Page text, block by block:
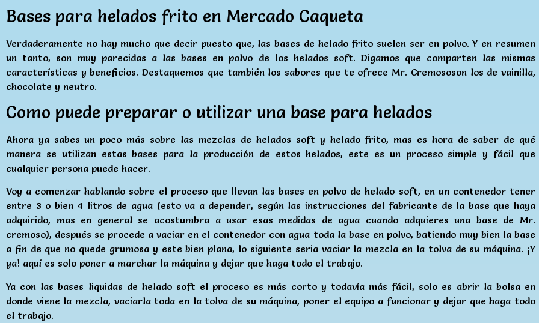
Bases para helados frito en Mercado Caqueta
Verdaderamente no hay mucho que decir puesto que, las bases de helado frito suelen ser en polvo. Y en resumen
un tanto, son muy parecidas a las bases en polvo de los helados soft. Digamos que comparten las mismas
características y beneficios. Destaquemos que también los sabores que te ofrece Mr. Cremososon los de vainilla,
chocolate y neutro.
Como puede preparar o utilizar una base para helados
Ahora ya sabes un poco más sobre las mezclas de helados soft y helado frito, mas es hora de saber de qué
manera se utilizan estas bases para la producción de estos helados, este es un proceso simple y fácil que
cualquier persona puede hacer.
Voy a comenzar hablando sobre el proceso que llevan las bases en polvo de helado soft, en un contenedor tener
entre 3 o bien 4 litros de agua (esto va a depender, según las instrucciones del fabricante de la base que haya
adquirido, mas en general se acostumbra a usar esas medidas de agua cuando adquieres una base de Mr.
cremoso), después se procede a vaciar en el contenedor con agua toda la base en polvo, batiendo muy bien la base
a fin de que no quede grumosa y este bien plana, lo siguiente seria vaciar la mezcla en la tolva de su máquina. ¡Y
ya! aquí es solo poner a marchar la máquina y dejar que haga todo el trabajo.
Ya con las bases liquidas de helado soft el proceso es más corto y todavía más fácil, solo es abrir la bolsa en
donde viene la mezcla, vaciarla toda en la tolva de su máquina, poner el equipo a funcionar y dejar que haga todo
el trabajo.